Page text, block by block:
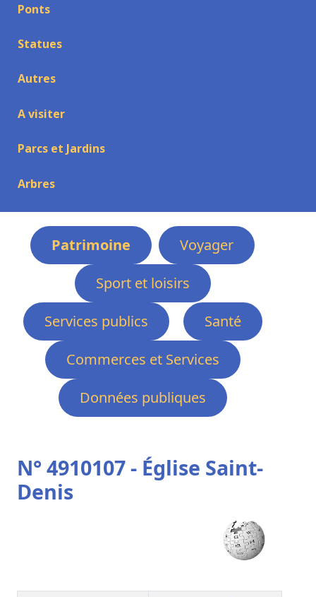
Ponts
Statues
Autres
A visiter
Parcs et Jardins
Arbres
Patrimoine
Voyager
Sport et loisirs
Services publics
Santé
Commerces et Services
Données publiques
N° 4910107 - Église Saint-
Denis